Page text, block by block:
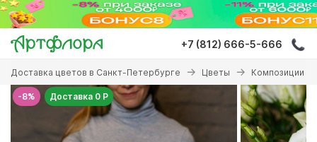
Перейти
основному
содержанию
+7 (812) 666-5-666
Вы
здесь
Доставка цветов в Санкт-Петербурге Цветы Композиции с
-8% Доставка 0 Р